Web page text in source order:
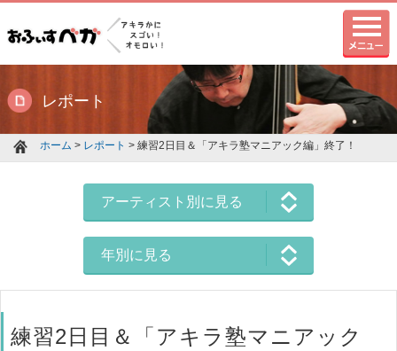
レポート
ホーム > レポート > 練習2日目＆「アキラ塾マニアック編」終了！
アーティスト別に見る
年別に見る
練習2日目＆「アキラ塾マニアック